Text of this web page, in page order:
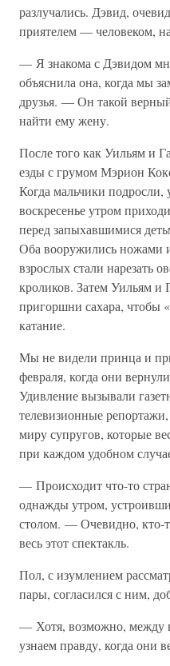
разлучались. Дэвид,
приятелем — человеком,
— Я знакома с Дэвидом
объяснила она, когда мы
друзья. — Он такой
найти ему жену.
После того как Уильям и
езды с грумом Мэрион
Когда мальчики
воскресенье утром
перед запыхавшимися
Оба вооружились ножами
взрослых стали нарезать
кроликов. Затем Уильям и
пригоршни сахара, чтобы
катание.
Мы не видели принца и
февраля, когда они
Удивление вызывали
телевизионные
миру супругов, которые
при каждом удобном
— Происходит что-то
однажды утром,
столом. — Очевидно, кто-
весь этот спектакль.
Пол, с изумлением
пары, согласился с ним,
— Хотя, возможно, между
узнаем правду, когда они